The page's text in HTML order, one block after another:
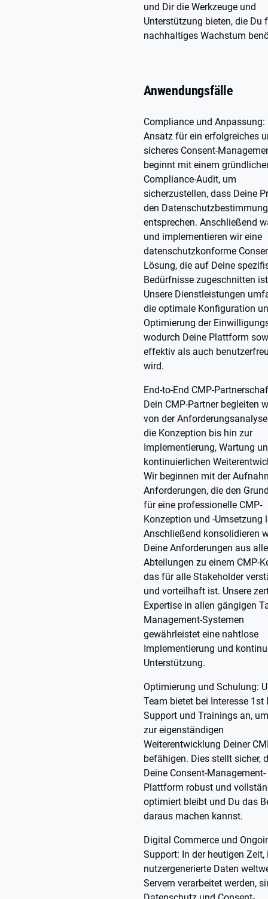
und Dir die Werkzeuge und
Unterstützung bieten, die Du
nachhaltiges Wachstum
Anwendungsfälle
Compliance und Anpassung:
Ansatz für ein erfolgreiches
sicheres Consent-
beginnt mit einem
Compliance-Audit, um
sicherzustellen, dass Deine
den
entsprechen. Anschließend
und implementieren wir eine
datenschutzkonforme
Lösung, die auf Deine
Bedürfnisse zugeschnitten
Unsere Dienstleistungen
die optimale Konfiguration
Optimierung der
wodurch Deine Plattform
effektiv als auch
wird.
End-to-End CMP-
Dein CMP-Partner begleiten
von der
die Konzeption bis hin zur
Implementierung, Wartung
kontinuierlichen
Wir beginnen mit der
Anforderungen, die den
für eine professionelle CMP-
Konzeption und -Umsetzung
Anschließend konsolidieren
Deine Anforderungen aus
Abteilungen zu einem CMP-
das für alle Stakeholder
und vorteilhaft ist. Unsere
Expertise in allen gängigen
Management-Systemen
gewährleistet eine nahtlose
Implementierung und
Unterstützung.
Optimierung und Schulung:
Team bietet bei Interesse 1st
Support und Trainings an,
zur eigenständigen
Weiterentwicklung Deiner
befähigen. Dies stellt sicher,
Deine Consent-Management-
Plattform robust und
optimiert bleibt und Du das
daraus machen kannst.
Digital Commerce und
Support: In der heutigen Zeit,
nutzergenerierte Daten
Servern verarbeitet werden,